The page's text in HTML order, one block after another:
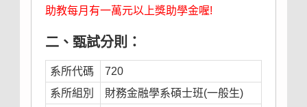
助教每月有一萬元以上獎助學金喔!
二、甄試分則：
系所代碼
720
系所組別
財務金融學系碩士班(一般生)